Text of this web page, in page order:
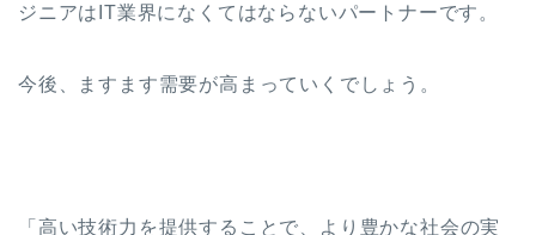
ジニアはIT業界になくてはならないパートナーです。
今後、ますます需要が高まっていくでしょう。
「高い技術力を提供することで、より豊かな社会の実